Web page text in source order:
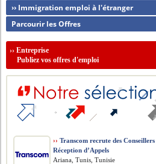
›› Immigration emploi à l'étranger
Parcourir les Offres
››Entreprise
Publiez vos offres d'emploi
›› Transcom recrute des Conseillers
Réception d’Appels
Ariana, Tunis, Tunisie